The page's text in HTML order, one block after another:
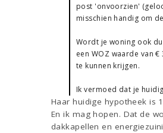
post 'onvoorzien'
misschien handig om
Wordt je woning ook
een WOZ waarde van
te kunnen krijgen.
Ik vermoed dat je
Haar huidige hypotheek is
En ik mag hopen. Dat de
dakkapellen en